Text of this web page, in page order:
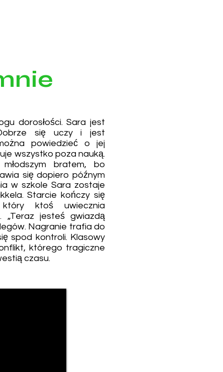
dorosłości. Sara jest
się uczy i jest
powiedzieć o jej
wszystko poza nauką.
bratem, bo
się dopiero późnym
w szkole Sara zostaje
Starcie kończy się
który ktoś uwiecznia
„Teraz jesteś gwiazdą
Nagranie trafia do
spod kontroli. Klasowy
którego tragiczne
czasu.